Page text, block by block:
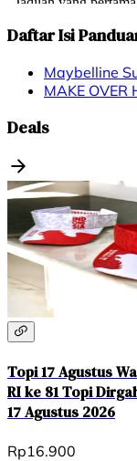
Daftar Isi
Maybelline
MAKE
Deals
Topi 17 Agustus
RI ke 81 Topi
17 Agustus 2026
Rp16.900